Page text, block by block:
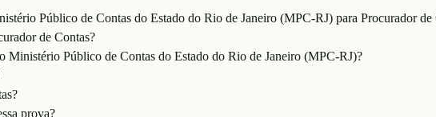
Público de Contas do Estado do Rio de Janeiro (MPC-RJ) para Procurador de
de Contas?
Ministério Público de Contas do Estado do Rio de Janeiro (MPC-RJ)?
prova?